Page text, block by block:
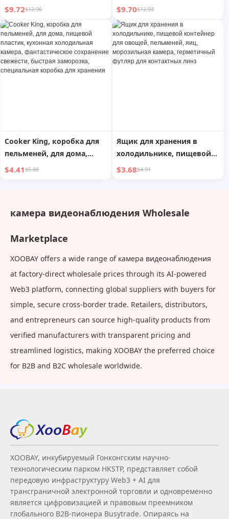
сталь, прямоугольный
контейнер с крышкой,
пельменница,
морозильная камера,
контейнер для хранения
пельменей для
$9.72$12.96
холодильный ящик для
хранения мяса,
специальный ящик для
хранения, пищевой
пластик, морозильная
камера, холодильная
$9.70$12.93
Cooker King, коробка для
пельменей, для дома,
пищевой пластик,
быстрая заморозка,
хранения
$4.41$5.88
Ящик для хранения в
холодильнике, пищевой
контейнер для овощей,
контактных линз
$3.68$4.91
камера видеонаблюдения Wholesale
Marketplace
XOOBAY offers a wide range of камера видеонаблюдения
at factory-direct wholesale prices through its AI-powered
Web3 platform, connecting global suppliers with buyers for
simple, secure cross-border trade. Retailers, distributors,
and entrepreneurs can source high-quality products from
verified manufacturers with transparent pricing and
streamlined logistics, making XOOBAY the preferred choice
for B2B and B2C wholesale worldwide.
XOOBAY, инкубируемый Гонконгским научно-
технологическим парком HKSTP, представляет собой
передовую инфраструктуру Web3 + AI для
трансграничной электронной торговли и одновременно
является цифровизацией и правовым преемником
глобального B2B‑пионера Busytrade. Опираясь на